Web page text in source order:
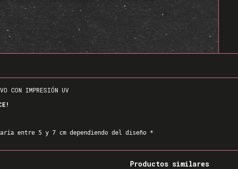
CON IMPRESIÓN UV
entre 5 y 7 cm dependiendo del diseño *
Productos similares